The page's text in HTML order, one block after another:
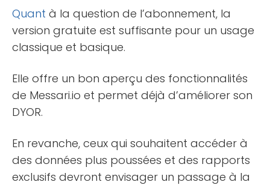
Quant à la question de l’abonnement, la
version gratuite est suffisante pour un usage
classique et basique.
Elle offre un bon aperçu des fonctionnalités
de Messari.io et permet déjà d’améliorer son
DYOR.
En revanche, ceux qui souhaitent accéder à
des données plus poussées et des rapports
exclusifs devront envisager un passage à la